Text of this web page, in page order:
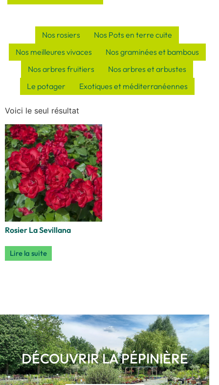
Nos rosiers
Nos Pots en terre cuite
Nos meilleures vivaces
Nos graminées et bambous
Nos arbres fruitiers
Nos arbres et arbustes
Le potager
Exotiques et méditerranéennes
Voici le seul résultat
Rosier La Sevillana
Lire la suite
DÉCOUVRIR LA PÉPINIÈRE